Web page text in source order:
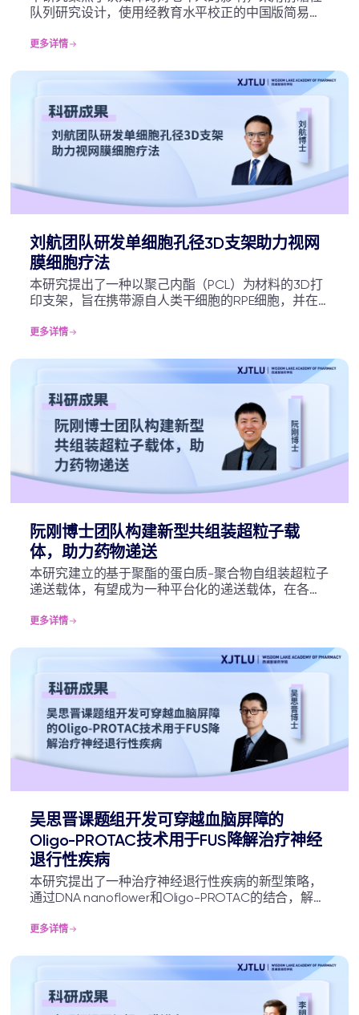
队列研究设计，使用经教育水平校正的中国版简易精
State Examination，CMMSE）评估认知障碍，有望
更多详情
刘航团队研发单细胞孔径3D支架助力视网
膜细胞疗法
本研究提出了一种以聚己内酯（PCL）为材料的3D打
印支架，旨在携带源自人类干细胞的RPE细胞，并在
对该支架进行了测试，以评估其在手术操作中的可行
物设计进行了优化，为视网膜疾病提供了更安全、更
高效的治疗途径。
更多详情
阮刚博士团队构建新型共组装超粒子载
体，助力药物递送
本研究建立的基于聚酯的蛋白质-聚合物自组装超粒子
递送载体，有望成为一种平台化的递送载体，在各应
慧湖药学院、江苏省高校细胞治疗纳米制剂重点建设
更多详情
吴思晋课题组开发可穿越血脑屏障的
Oligo-PROTAC技术用于FUS降解治疗神经
退行性疾病
本研究提出了一种治疗神经退行性疾病的新型策略，
通过DNA nanoflower和Oligo-PROTAC的结合，解决
为治疗神经退行性疾病提供了模块化、直接的方法。
择性和持久的治疗效果。这一创新的FRONTAC技术为
靶向中枢神经系统中的致病蛋白提供了广泛而有前景
的策略，有望为神经退行性疾病患者带来新的治疗希
更多详情